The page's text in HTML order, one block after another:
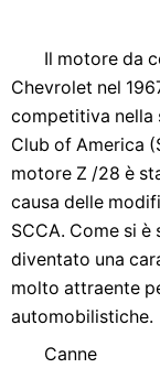
Il motore da
Chevrolet nel
competitiva nella
Club of America
motore Z /28 è
causa delle
SCCA. Come si
diventato una
molto attraente
automobilistiche.
Canne